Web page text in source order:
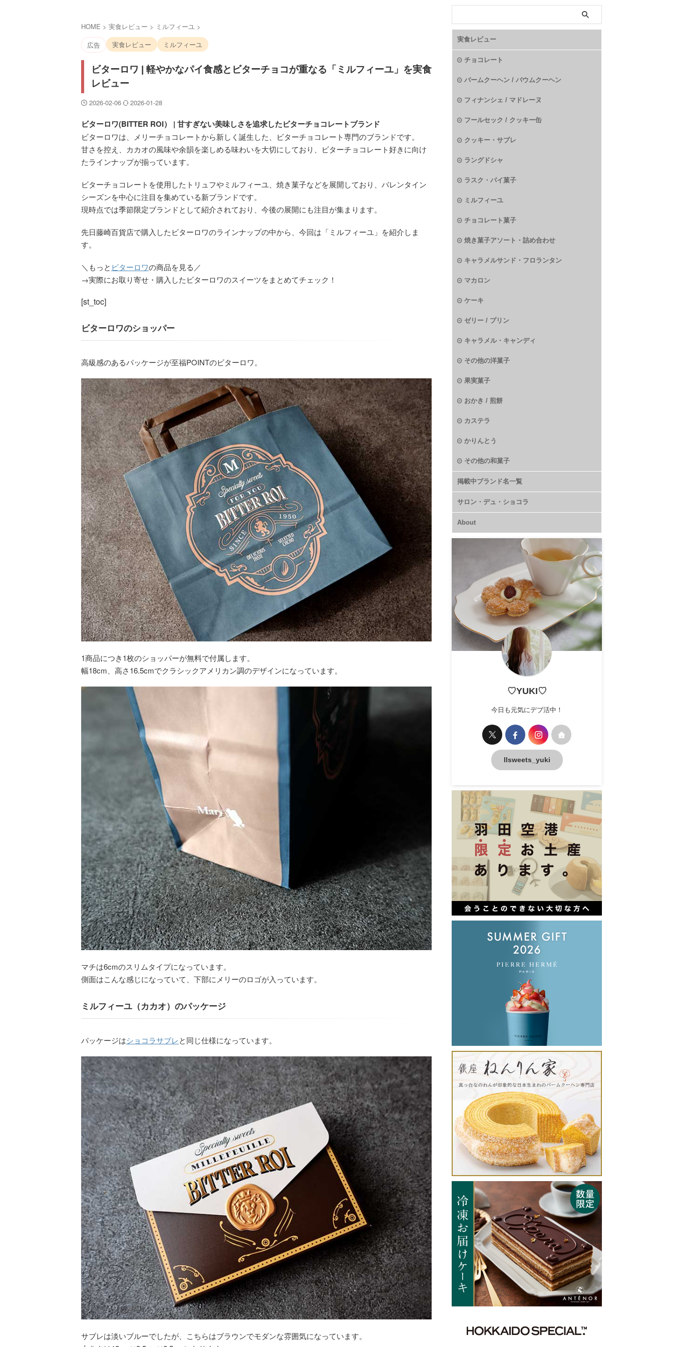
HOME > 実食レビュー > ミルフィーユ >
広告
実食レビュー ミルフィーユ
ビターロワ | 軽やかなパイ食感とビターチョコが重なる「ミルフィーユ」を実食
レビュー
2026-02-06 2026-01-28
ビターロワ(BITTER ROI） | 甘すぎない美味しさを追求したビターチョコレートブランド
ビターロワは、メリーチョコレートから新しく誕生した、ビターチョコレート専門のブランドです。
甘さを控え、カカオの風味や余韻を楽しめる味わいを大切にしており、ビターチョコレート好きに向け
たラインナップが揃っています。
ビターチョコレートを使用したトリュフやミルフィーユ、焼き菓子などを展開しており、バレンタイン
シーズンを中心に注目を集めている新ブランドです。
現時点では季節限定ブランドとして紹介されており、今後の展開にも注目が集まります。
先日藤崎百貨店で購入したビターロワのラインナップの中から、今回は「ミルフィーユ」を紹介しま
す。
＼もっと ビターロワの商品を見る／
→実際にお取り寄せ・購入したビターロワのスイーツをまとめてチェック！
[st_toc]
ビターロワのショッパー
高級感のあるパッケージが至福POINTのビターロワ。
1商品につき1枚のショッパーが無料で付属します。
幅18cm、高さ16.5cmでクラシックアメリカン調のデザインになっています。
マチは6cmのスリムタイプになっています。
側面はこんな感じになっていて、下部にメリーのロゴが入っています。
ミルフィーユ（カカオ）のパッケージ
パッケージはショコラサブレと同じ仕様になっています。
サブレは淡いブルーでしたが、こちらはブラウンでモダンな雰囲気になっています。
実食レビュー
チョコレート
バームクーヘン / バウムクーヘン
フィナンシェ / マドレーヌ
フールセック / クッキー缶
クッキー・サブレ
ラングドシャ
ラスク・パイ菓子
ミルフィーユ
チョコレート菓子
焼き菓子アソート・詰め合わせ
キャラメルサンド・フロランタン
マカロン
ケーキ
ゼリー / プリン
キャラメル・キャンディ
その他の洋菓子
果実菓子
おかき / 煎餅
カステラ
かりんとう
その他の和菓子
掲載中ブランド名一覧
サロン・デュ・ショコラ
About
♡YUKI♡
今日も元気にデブ活中！
llsweets_yuki